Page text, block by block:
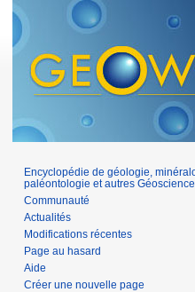
Encyclopédie de géologie,
paléontologie et autres
Communauté
Actualités
Modifications récentes
Page au hasard
Aide
Créer une nouvelle page